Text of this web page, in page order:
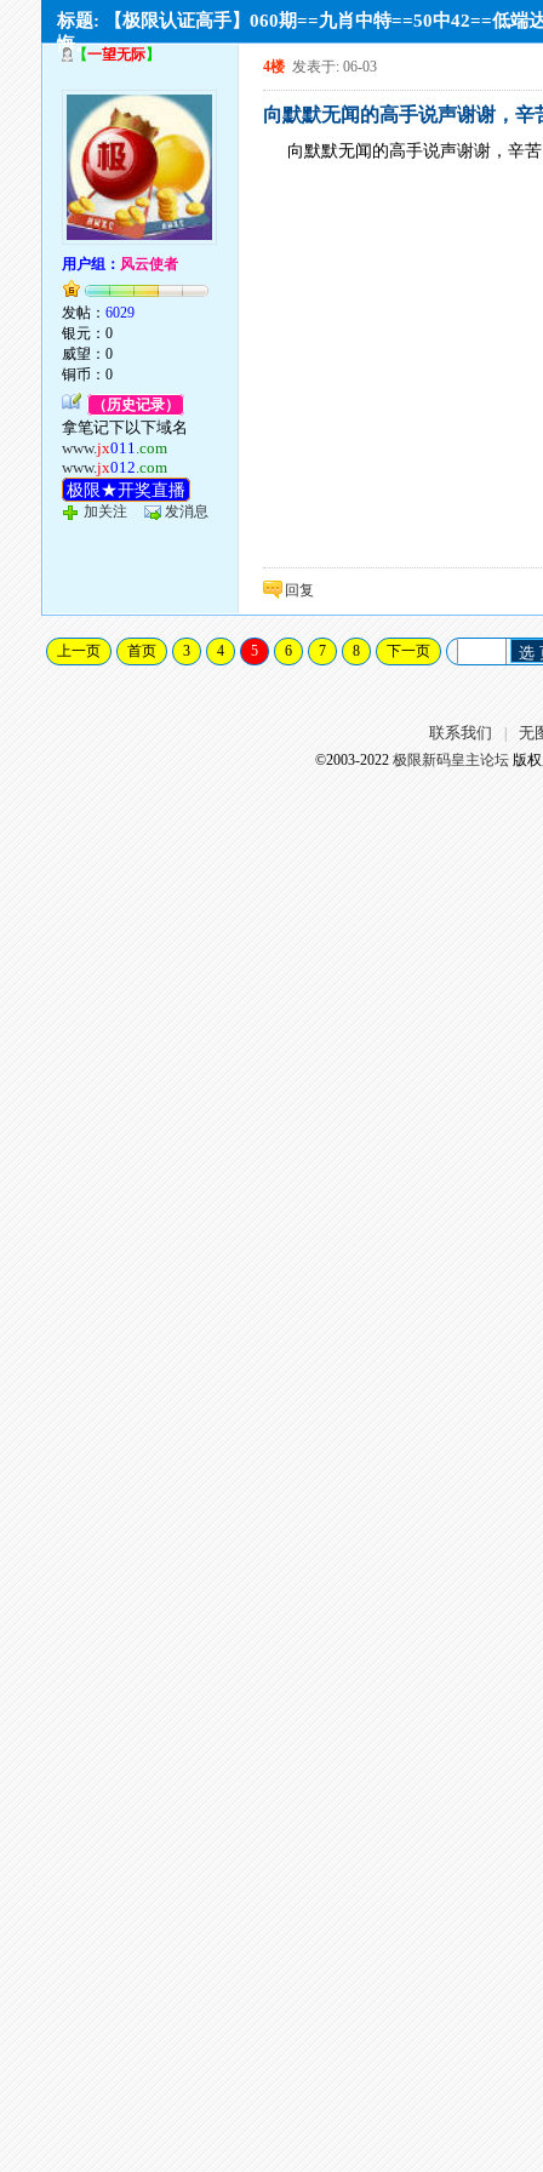
标题: 【极限认证高手】060期==九肖中特==50中42==低端
悔。
【一望无际】
用户组： 风云使者
发帖：6029
银元：0
威望：0
铜币：0
（历史记录）
拿笔记下以下域名
www.jx011.com
www.jx012.com
极限★开奖直播
加关注 发消息
4楼 发表于: 06-03
向默默无闻的高手说声谢谢，辛
向默默无闻的高手说声谢谢，辛
回复
上一页 首页 3 4 5 6 7 8 下一页 选
联系我们 无
©2003-2022 极限新码皇主论坛版权